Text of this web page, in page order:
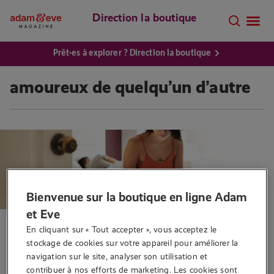
Direction la boutique
Prêt·es à explorer ? Direction la boutique
amoureux de quelqu’un d’autre
Conseils sexo
Être en couple et aimer
Bienvenue sur la boutique en ligne Adam
et Eve
En cliquant sur « Tout accepter », vous acceptez le
stockage de cookies sur votre appareil pour améliorer la
navigation sur le site, analyser son utilisation et
contribuer à nos efforts de marketing. Les cookies sont